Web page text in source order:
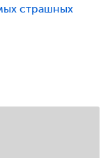
страшных